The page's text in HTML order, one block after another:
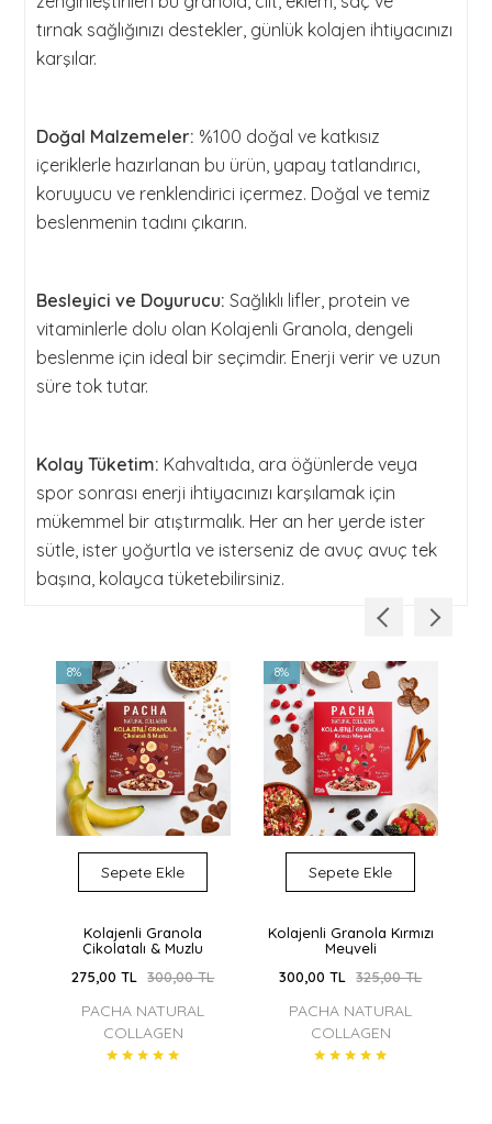
tırnak sağlığınızı destekler, günlük kolajen ihtiyacınızı
karşılar.
Doğal Malzemeler: %100 doğal ve katkısız
içeriklerle hazırlanan bu ürün, yapay tatlandırıcı,
koruyucu ve renklendirici içermez. Doğal ve temiz
beslenmenin tadını çıkarın.
Besleyici ve Doyurucu:Sağlıklı lifler, protein ve
vitaminlerle dolu olan Kolajenli Granola, dengeli
beslenme için ideal bir seçimdir. Enerji verir ve uzun
süre tok tutar.
Kolay Tüketim: Kahvaltıda, ara öğünlerde veya
spor sonrası enerji ihtiyacınızı karşılamak için
mükemmel bir atıştırmalık. Her an her yerde ister
sütle, ister yoğurtla ve isterseniz de avuç avuç tek
başına, kolayca tüketebilirsiniz.
8%
Sepete Ekle
Kolajenli Granola
Çikolatalı & Muzlu
275,00 TL
300,00 TL
PACHA NATURAL
COLLAGEN
8%
Sepete Ekle
Kolajenli Granola Kırmızı
Meyveli
300,00 TL
325,00 TL
PACHA NATURAL
COLLAGEN